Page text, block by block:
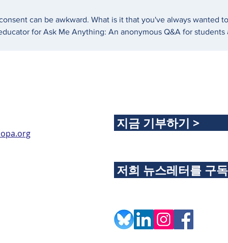
can be awkward. What is it that you've always wanted
for Ask Me Anything: An anonymous Q&A for
지금 기부하기 >
저희 뉴스레터를 구